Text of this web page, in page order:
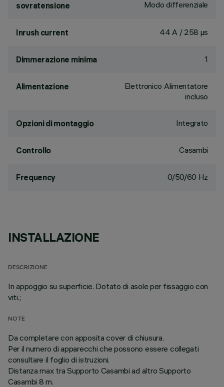
sovratensione
Modo differenziale
Inrush current 44 A / 258 µs
Dimmerazione minima 1
Alimentazione
Elettronico Alimentatore
incluso
Opzioni di montaggio Integrato
Controllo Casambi
Frequency 0/50/60 Hz
INSTALLAZIONE
DESCRIZIONE
In appoggio su superficie. Dotato di asole per fissaggio con
viti.;
NOTE
Da completare con apposita cover di chiusura.
Per il numero di apparecchi che possono essere collegati
consultare il foglio di istruzioni.
Distanza max tra Supporto Casambi ad altro Supporto
Casambi 8 m.